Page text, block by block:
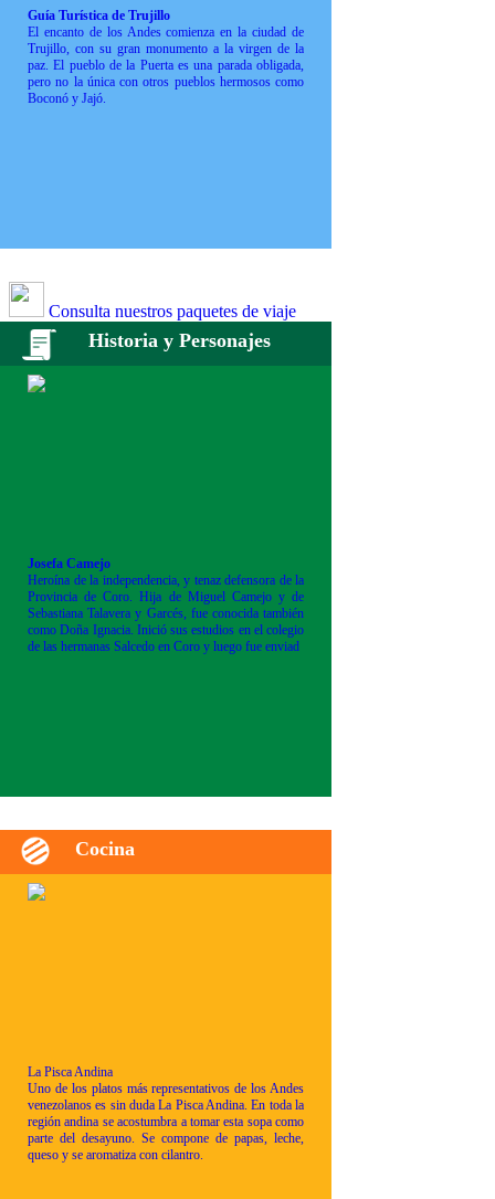
Guía Turística de Trujillo
El encanto de los Andes comienza en la ciudad de
Trujillo, con su gran monumento a la virgen de la
paz. El pueblo de la Puerta es una parada obligada,
pero no la única con otros pueblos hermosos como
Boconó y Jajó.
Consulta nuestros paquetes de viaje
Historia y Personajes
Josefa Camejo
Heroína de la independencia, y tenaz defensora de la
Provincia de Coro. Hija de Miguel Camejo y de
Sebastiana Talavera y Garcés, fue conocida también
como Doña Ignacia. Inició sus estudios en el colegio
de las hermanas Salcedo en Coro y luego fue enviad
Cocina
La Pisca Andina
Uno de los platos más representativos de los Andes
venezolanos es sin duda La Pisca Andina. En toda la
región andina se acostumbra a tomar esta sopa como
parte del desayuno. Se compone de papas, leche,
queso y se aromatiza con cilantro.